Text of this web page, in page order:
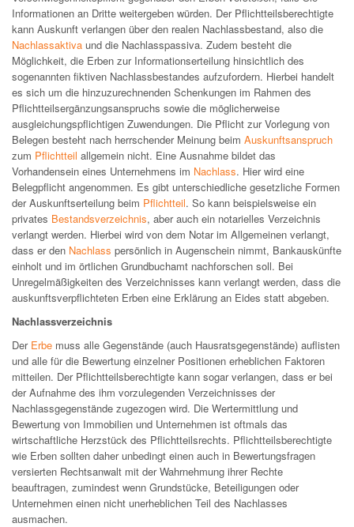
Informationen an Dritte weitergeben würden. Der Pflichtteilsberechtigte
kann Auskunft verlangen über den realen Nachlassbestand, also die
Nachlassaktiva und die Nachlasspassiva. Zudem besteht die
Möglichkeit, die Erben zur Informationserteilung hinsichtlich des
sogenannten fiktiven Nachlassbestandes aufzufordern. Hierbei handelt
es sich um die hinzuzurechnenden Schenkungen im Rahmen des
Pflichtteilsergänzungsanspruchs sowie die möglicherweise
ausgleichungspflichtigen Zuwendungen. Die Pflicht zur Vorlegung von
Belegen besteht nach herrschender Meinung beim Auskunftsanspruch
zum Pflichtteil allgemein nicht. Eine Ausnahme bildet das
Vorhandensein eines Unternehmens im Nachlass. Hier wird eine
Belegpflicht angenommen. Es gibt unterschiedliche gesetzliche Formen
der Auskunftserteilung beim Pflichtteil. So kann beispielsweise ein
privates Bestandsverzeichnis, aber auch ein notarielles Verzeichnis
verlangt werden. Hierbei wird von dem Notar im Allgemeinen verlangt,
dass er den Nachlass persönlich in Augenschein nimmt, Bankauskünfte
einholt und im örtlichen Grundbuchamt nachforschen soll. Bei
Unregelmäßigkeiten des Verzeichnisses kann verlangt werden, dass die
auskunftsverpflichteten Erben eine Erklärung an Eides statt abgeben.
Nachlassverzeichnis
Der Erbe muss alle Gegenstände (auch Hausratsgegenstände) auflisten
und alle für die Bewertung einzelner Positionen erheblichen Faktoren
mitteilen. Der Pflichtteilsberechtigte kann sogar verlangen, dass er bei
der Aufnahme des ihm vorzulegenden Verzeichnisses der
Nachlassgegenstände zugezogen wird. Die Wertermittlung und
Bewertung von Immobilien und Unternehmen ist oftmals das
wirtschaftliche Herzstück des Pflichtteilsrechts. Pflichtteilsberechtigte
wie Erben sollten daher unbedingt einen auch in Bewertungsfragen
versierten Rechtsanwalt mit der Wahrnehmung ihrer Rechte
beauftragen, zumindest wenn Grundstücke, Beteiligungen oder
Unternehmen einen nicht unerheblichen Teil des Nachlasses
ausmachen.